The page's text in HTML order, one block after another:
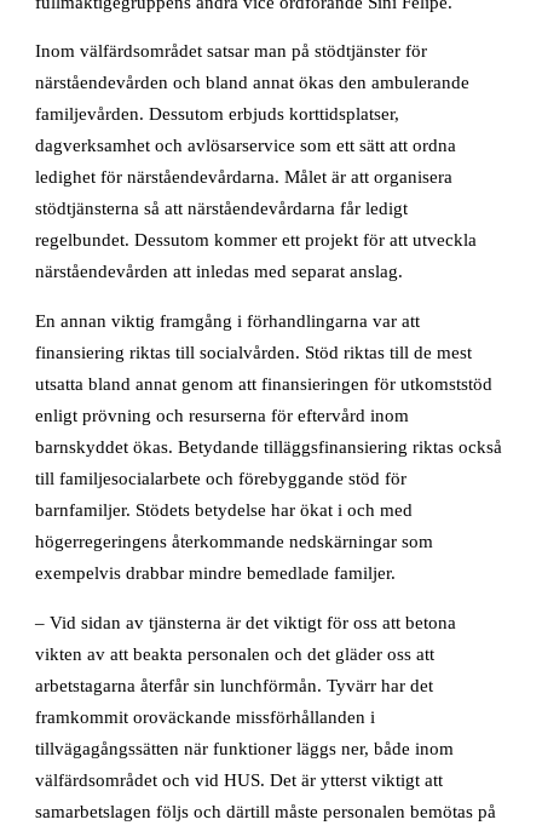
Inom välfärdsområdet satsar man på stödtjänster för
närståendevården och bland annat ökas den ambulerande
familjevården. Dessutom erbjuds korttidsplatser,
dagverksamhet och avlösarservice som ett sätt att ordna
ledighet för närståendevårdarna. Målet är att organisera
stödtjänsterna så att närståendevårdarna får ledigt
regelbundet. Dessutom kommer ett projekt för att utveckla
närståendevården att inledas med separat anslag.
En annan viktig framgång i förhandlingarna var att
finansiering riktas till socialvården. Stöd riktas till de mest
utsatta bland annat genom att finansieringen för utkomststöd
enligt prövning och resurserna för eftervård inom
barnskyddet ökas. Betydande tilläggsfinansiering riktas också
till familjesocialarbete och förebyggande stöd för
barnfamiljer. Stödets betydelse har ökat i och med
högerregeringens återkommande nedskärningar som
exempelvis drabbar mindre bemedlade familjer.
– Vid sidan av tjänsterna är det viktigt för oss att betona
vikten av att beakta personalen och det gläder oss att
arbetstagarna återfår sin lunchförmån. Tyvärr har det
framkommit oroväckande missförhållanden i
tillvägagångssätten när funktioner läggs ner, både inom
välfärdsområdet och vid HUS. Det är ytterst viktigt att
samarbetslagen följs och därtill måste personalen bemötas på